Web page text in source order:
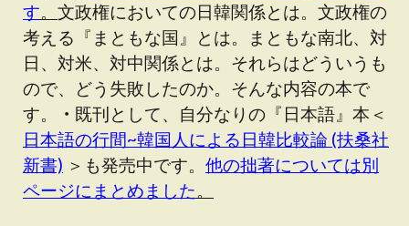
す。 文政権においての日韓関係とは。文政権の
考える『まともな国』とは。まともな南北、対
日、対米、対中関係とは。それらはどういうも
ので、どう失敗したのか。そんな内容の本で
す。
・ 既刊として、自分なりの『日本語』本＜
日本語の行間~韓国人による日韓比較論 (扶桑社
新書) ＞も発売中です。 他の拙著については別
ページにまとめました。